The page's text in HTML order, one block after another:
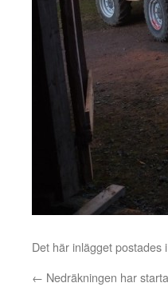
Det här inlägget postades i
← Nedräkningen har